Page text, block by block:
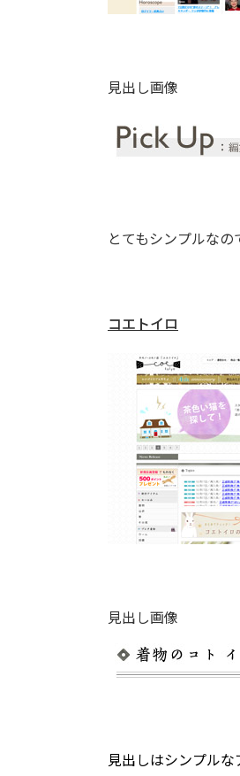
見出し画像
とてもシンプルな
コエトイロ
見出し画像
見出しはシンプルな